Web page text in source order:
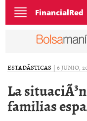
Toggle
navigation
FinancialRed
ESTADÃ­STICAS | 6 JUNIO,
La
familias